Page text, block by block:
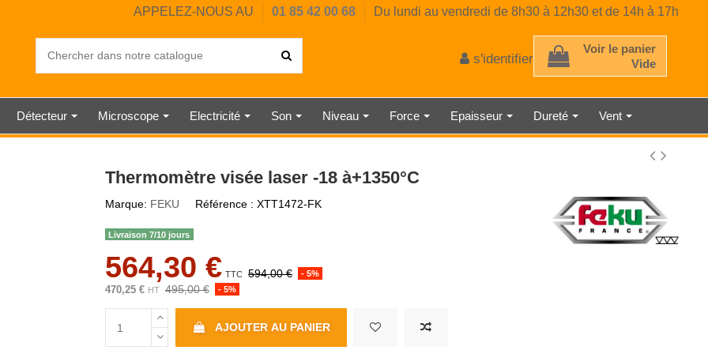
APPELEZ-NOUS AU 01 85 42 00 68 Du lundi au vendredi de 8h30 à 12h30 et de 14h à 17h
Voir le panier
Vide
s'identifier
THERMOMÈTRE INDUSTRIEL
Détecteur
DÉTECTEUR DE LUMINOSITÉ
Microscope Electricité Son
SONOMÈTRE ENREGISTREUR
Niveau Force Epaisseur Dureté Vent
Thermomètre visée laser -18 à+1350°C
Marque: FEKU Référence : XTT1472-FK
Livraison 7/10 jours
564,30 € TTC 594,00 € - 5%
470,25 € HT 495,00 € - 5%
AJOUTER AU PANIER